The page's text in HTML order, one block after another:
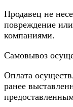
Продавец не
повреждение
компаниями.
Самовывоз
Оплата
ранее